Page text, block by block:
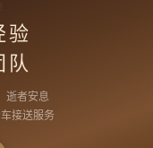
验
队
逝者安息
接送服务